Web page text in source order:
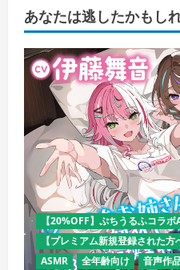
あなたは逃したかもし
【20%OFF】ぷちうるふコラ
【プレミアム新規登録された
ASMR
全年齢向け 音声作